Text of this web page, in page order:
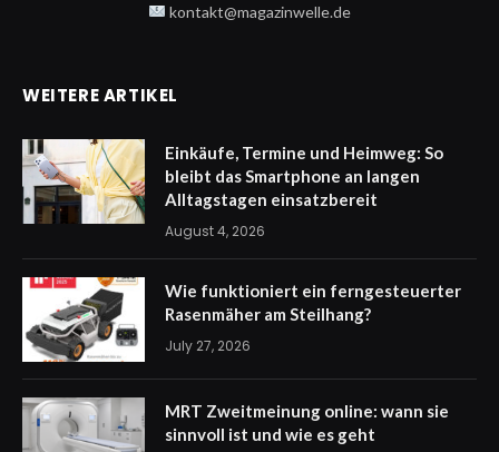
kontakt@magazinwelle.de
WEITERE ARTIKEL
Einkäufe, Termine und Heimweg: So
bleibt das Smartphone an langen
Alltagstagen einsatzbereit
August 4, 2026
Wie funktioniert ein ferngesteuerter
Rasenmäher am Steilhang?
July 27, 2026
MRT Zweitmeinung online: wann sie
sinnvoll ist und wie es geht